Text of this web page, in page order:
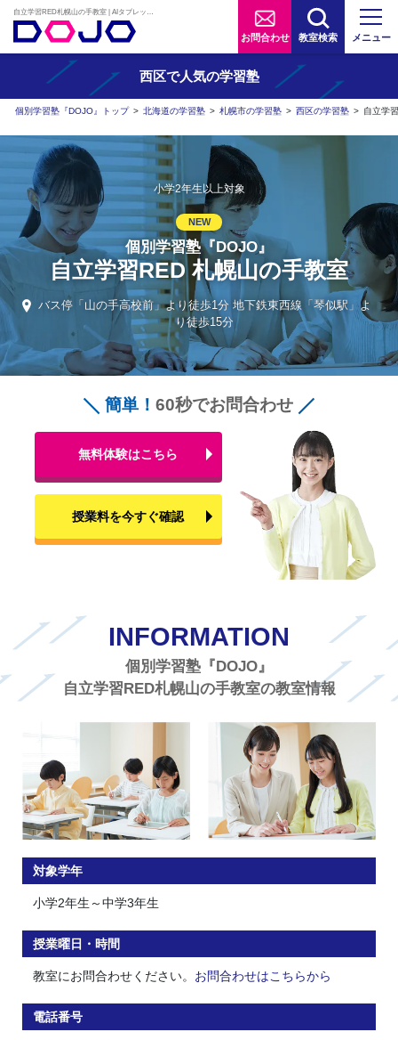
お問合わせ 教室検索 メニュー
西区で人気の学習塾
個別学習塾『DOJO』トップ > 北海道の学習塾 > 札幌市の学習塾 > 西区の学習塾 > 自立学
小学2年生以上対象
NEW
個別学習塾『DOJO』
自立学習RED 札幌山の手教室
バス停「山の手高校前」より徒歩1分 地下鉄東西線「琴似駅」よ
り徒歩15分
簡単！ 60秒でお問合わせ
無料体験はこちら
授業料を今すぐ確認
INFORMATION
個別学習塾『DOJO』
自立学習RED札幌山の手教室の教室情報
対象学年
小学2年生～中学3年生
授業曜日・時間
教室にお問合わせください。 お問合わせはこちらから
電話番号